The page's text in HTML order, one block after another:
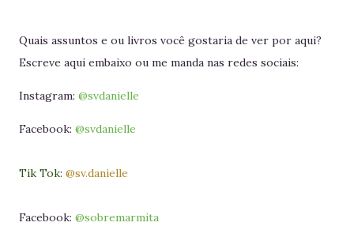
Quais assuntos e ou livros você gostaria de ver por aqui?
Escreve aqui embaixo ou me manda nas redes sociais:
Instagram: @svdanielle
Facebook: @svdanielle
Tik Tok: @sv.danielle
Facebook: @sobremarmita